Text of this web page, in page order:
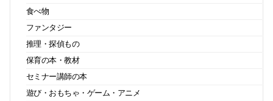
食べ物
ファンタジー
推理・探偵もの
保育の本・教材
セミナー講師の本
遊び・おもちゃ・ゲーム・アニメ